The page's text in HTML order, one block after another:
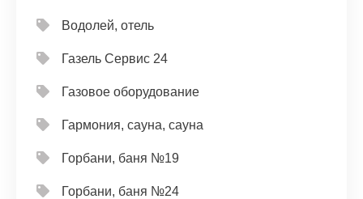
Водолей, отель
Газель Сервис 24
Газовое оборудование
Гармония, сауна, сауна
Горбани, баня №19
Горбани, баня №24